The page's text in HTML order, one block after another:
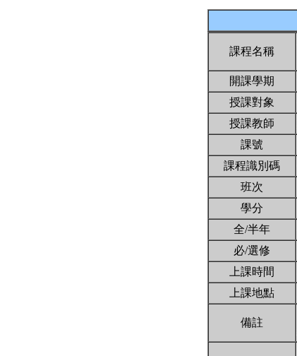
課程名稱
開課學期
授課對象
授課教師
課號
課程識別碼
班次
學分
全/半年
必/選修
上課時間
上課地點
備註